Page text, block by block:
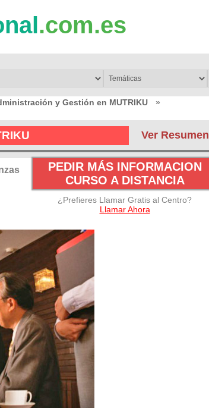
.com.es
y Gestión en MUTRIKU
»
Ver Resumen
PEDIR MÁS INFORMACION
CURSO A DISTANCIA
¿Prefieres Llamar Gratis al Centro?
Llamar Ahora